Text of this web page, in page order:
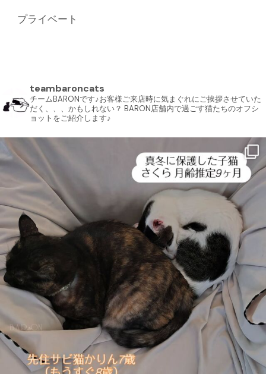
プライベート
teambaroncats
チームBARONです♪お客様ご来店時に気まぐれにご挨拶させていた
だく、、、かもしれない？ BARON店舗内で過ごす猫たちのオフシ
ョットをご紹介します♪